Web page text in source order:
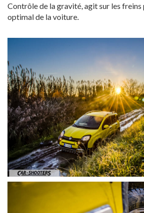
Contrôle de la gravité, agit sur les
optimal de la voiture.